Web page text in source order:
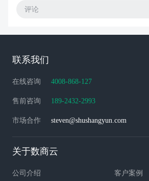
评论
联系我们
在线咨询 4008-868-127
售前咨询 189-2432-2993
市场合作 steven@shushangyun.com
关于数商云
公司介绍 客户案例